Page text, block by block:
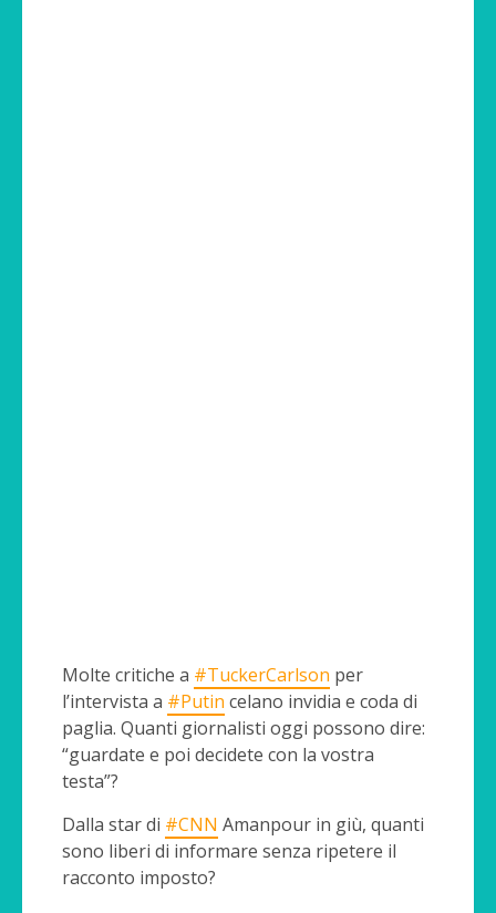
Molte critiche a #TuckerCarlson per
l’intervista a #Putin celano invidia e coda di
paglia. Quanti giornalisti oggi possono dire:
“guardate e poi decidete con la vostra
testa”?
Dalla star di #CNN Amanpour in giù, quanti
sono liberi di informare senza ripetere il
racconto imposto?